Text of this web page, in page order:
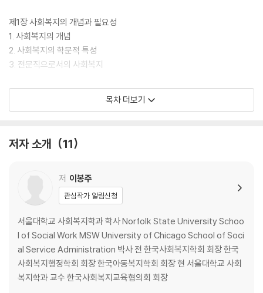
요점정리 형식으로 요약하여 학습효과를 높이고자 하였다.
제1장 사회복지의 개념과 필요성
1. 사회복지의 개념
2. 사회복지의 학문적 특성
3. 전문직으로서의 사회복지
제2장 사회복지의 동기와 가치
1. 인권의 개념과 사회복지의 관계
3. 사회복지의 인권론적 접근에 대한 비판과 옹호
4. 사회복지와 인권 보장에 대한 전망
제4장 사회복지의 구성요소
1. 욕구
2. 자원
목차 더보기
저자 소개 11
저 이봉주
관심작가 알림신청
서울대학교 사회복지학과 학사 Norfolk State University Schoo
l of Social Work MSW University of Chicago School of Soci
al Service Administration 박사 전 한국사회복지학회 회장 한국
사회복지행정학회 회장 한국아동복지학회 회장 현 서울대학교 사회
복지학과 교수 한국사회복지교육협의회 회장